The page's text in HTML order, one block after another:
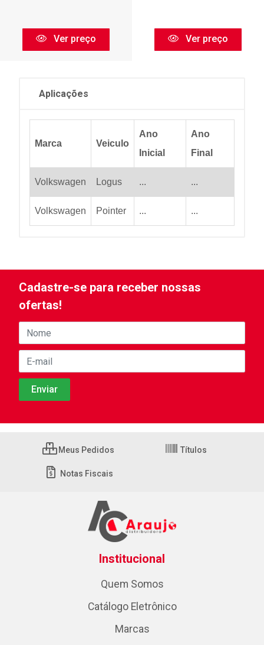
Ver preço Ver preço
Aplicações
Marca Veiculo
Ano
Inicial
Ano
Final
Volkswagen Logus ... ...
Volkswagen Pointer ... ...
Cadastre-se para receber nossas
ofertas!
Meus Pedidos Títulos
Notas Fiscais
Institucional
Quem Somos
Catálogo Eletrônico
Marcas